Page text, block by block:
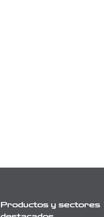
Productos y sectores